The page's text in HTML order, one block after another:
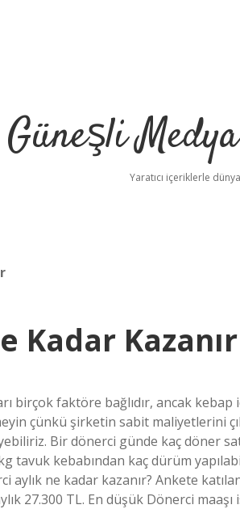
Güneşli
Yaratıcı içeriklerle
Kadar Kazanır
birçok faktöre bağlıdır, ancak kebap
çünkü şirketin sabit maliyetlerini
Bir dönerci günde kaç döner
tavuk kebabından kaç dürüm
ne kadar kazanır? Ankete katılan
27.300 TL. En düşük Dönerci maaşı